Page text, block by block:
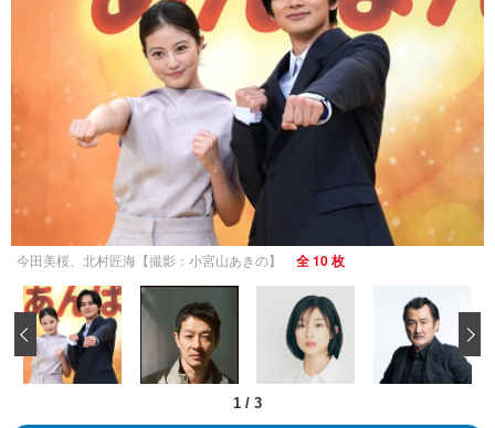
今田美桜、北村匠海【撮影：小宮山あきの】 全 10 枚
1 / 3
‹